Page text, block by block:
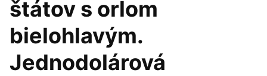
štátov s orlom
bielohlavým.
Jednodolárová